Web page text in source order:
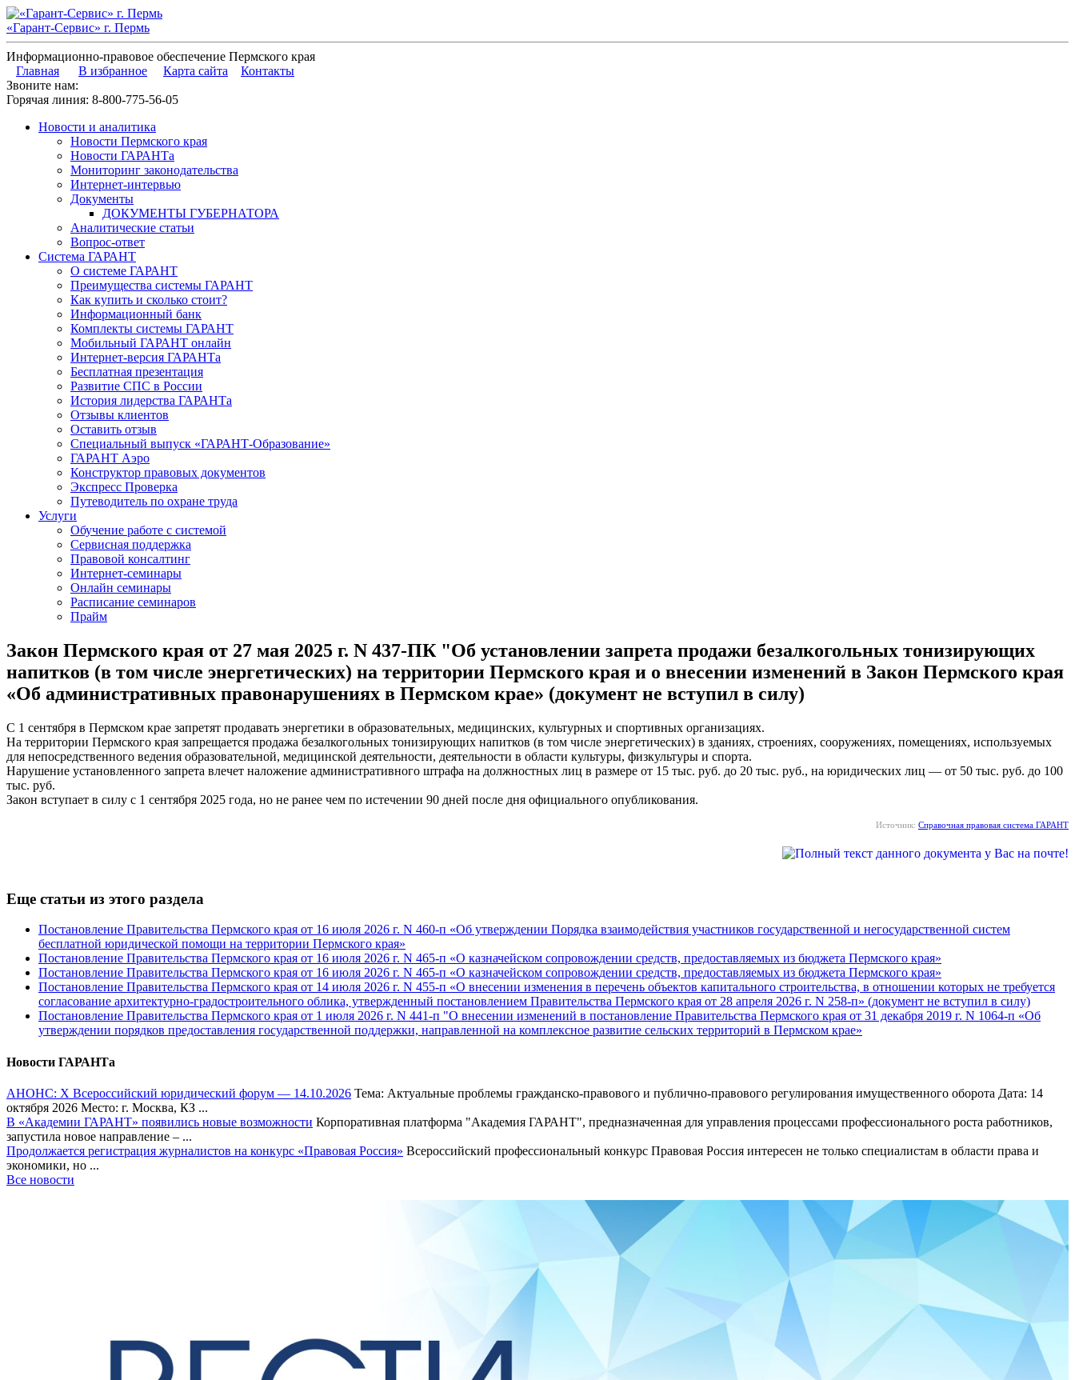
«Гарант-Сервис» г. Пермь
Информационно-правовое обеспечение Пермского края
Главная
В избранное Карта сайта
Контакты
Звоните нам:
Горячая линия: 8-800-775-56-05
Новости и аналитика
Новости Пермского края
Новости ГАРАНТа
Мониторинг законодательства
Интернет-интервью
Документы
ДОКУМЕНТЫ ГУБЕРНАТОРА
Аналитические статьи
Вопрос-ответ
Система ГАРАНТ
О системе ГАРАНТ
Преимущества системы ГАРАНТ
Как купить и сколько стоит?
Информационный банк
Комплекты системы ГАРАНТ
Мобильный ГАРАНТ онлайн
Интернет-версия ГАРАНТа
Бесплатная презентация
Развитие СПС в России
История лидерства ГАРАНТа
Отзывы клиентов
Оставить отзыв
Специальный выпуск «ГАРАНТ-Образование»
ГАРАНТ Аэро
Конструктор правовых документов
Экспресс Проверка
Путеводитель по охране труда
Услуги
Обучение работе с системой
Сервисная поддержка
Правовой консалтинг
Интернет-семинары
Онлайн семинары
Расписание семинаров
Прайм
Закон Пермского края от 27 мая 2025 г. N 437-ПК "Об установлении запрета продажи безалкогольных тонизирующих
напитков (в том числе энергетических) на территории Пермского края и о внесении изменений в Закон Пермского края
«Об административных правонарушениях в Пермском крае» (документ не вступил в силу)
С 1 сентября в Пермском крае запретят продавать энергетики в образовательных, медицинских, культурных и спортивных организациях.
На территории Пермского края запрещается продажа безалкогольных тонизирующих напитков (в том числе энергетических) в зданиях, строениях, сооружениях, помещениях, используемых
для непосредственного ведения образовательной, медицинской деятельности, деятельности в области культуры, физкультуры и спорта.
Нарушение установленного запрета влечет наложение административного штрафа на должностных лиц в размере от 15 тыс. руб. до 20 тыс. руб., на юридических лиц — от 50 тыс. руб. до 100
тыс. руб.
Закон вступает в силу с 1 сентября 2025 года, но не ранее чем по истечении 90 дней после дня официального опубликования.
Источник: Справочная правовая система ГАРАНТ
Еще статьи из этого раздела
Постановление Правительства Пермского края от 16 июля 2026 г. N 460-п «Об утверждении Порядка взаимодействия участников государственной и негосударственной систем
бесплатной юридической помощи на территории Пермского края»
Постановление Правительства Пермского края от 16 июля 2026 г. N 465-п «О казначейском сопровождении средств, предоставляемых из бюджета Пермского края»
Постановление Правительства Пермского края от 16 июля 2026 г. N 465-п «О казначейском сопровождении средств, предоставляемых из бюджета Пермского края»
Постановление Правительства Пермского края от 14 июля 2026 г. N 455-п «О внесении изменения в перечень объектов капитального строительства, в отношении которых не требуется
согласование архитектурно-градостроительного облика, утвержденный постановлением Правительства Пермского края от 28 апреля 2026 г. N 258-п» (документ не вступил в силу)
Постановление Правительства Пермского края от 1 июля 2026 г. N 441-п "О внесении изменений в постановление Правительства Пермского края от 31 декабря 2019 г. N 1064-п «Об
утверждении порядков предоставления государственной поддержки, направленной на комплексное развитие сельских территорий в Пермском крае»
Новости ГАРАНТа
АНОНС: Х Всероссийский юридический форум — 14.10.2026 Тема: Актуальные проблемы гражданско-правового и публично-правового регулирования имущественного оборота Дата: 14
октября 2026 Место: г. Москва, КЗ ...
В «Академии ГАРАНТ» появились новые возможности Корпоративная платформа "Академия ГАРАНТ", предназначенная для управления процессами профессионального роста работников,
запустила новое направление – ...
Продолжается регистрация журналистов на конкурс «Правовая Россия» Всероссийский профессиональный конкурс Правовая Россия интересен не только специалистам в области права и
экономики, но ...
Все новости